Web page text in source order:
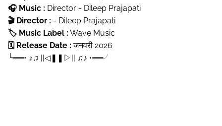
🎧 Music : Director - Dileep Prajapati
🎬 Director : - Dileep Prajapati
🏷️ Music Label : Wave Music
🗓️ Release Date : जनवरी 2026
╰══• ♪♫ ||◁ㅤ❚❚ㅤ▷|| ♫♪ •══╯